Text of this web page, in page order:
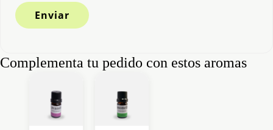
Complementa tu pedido con estos aromas